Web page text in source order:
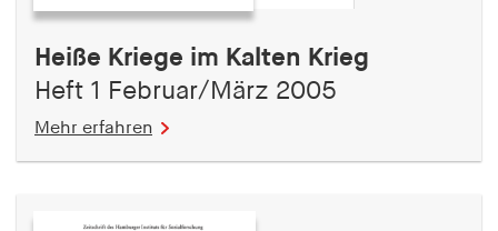
Heiße Kriege im Kalten Krieg
Heft 1 Februar/März 2005
Mehr erfahren